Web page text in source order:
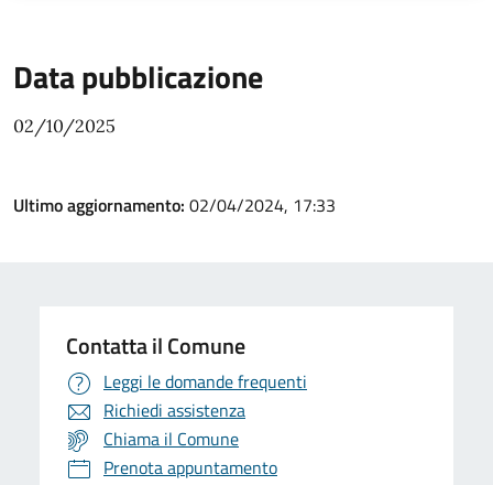
Data pubblicazione
02/10/2025
Ultimo aggiornamento: 02/04/2024, 17:33
Contatta il Comune
Leggi le domande frequenti
Richiedi assistenza
Chiama il Comune
Prenota appuntamento